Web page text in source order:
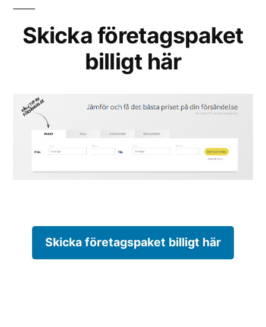
Skicka företagspaket
billigt här
Skicka företagspaket billigt här